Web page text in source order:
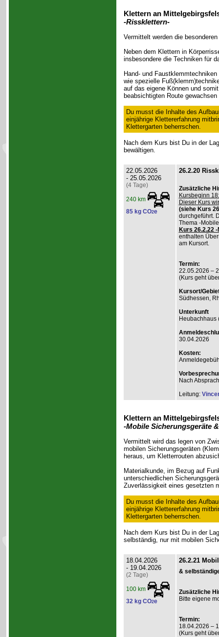
Klettern an
-Rissklettern-
Vermittelt werden die
Neben dem Klettern in
insbesondere die Techniken für
Hand- und
wie spezielle
auf das eigene Können und
beabsichtigten Route
Du musst die Inhalte des
einjährige Klettererfahrung
Klettergarten beherrschen.
Nach dem Kurs bist Du in der
bewältigen.
22.05.2026
- 25.05.2026
(4 Tage)
240 km
85 kg CO2e
26.2.20
Zusätzliche
Kursbeginn
Dieser Kurs
(siehe Kurs
durchgeführt.
Thema -
Kurs 26.2.22
enthalten
am Kursort.
Termin:
22.05.2026 –
(Kurs geht
Kursort/
Südhessen,
Unterkunft
Heubachhaus
30.04.2026
Kosten:
Nach
Leitung:
Klettern an
-Mobile Sicherungsgeräte
Vermittelt wird das legen von
mobilen Sicherungsgeräten
heraus, um Kletterrouten
Materialkunde, im Bezug auf
unterschiedlichen
Zuverlässigkeit eines gesetzten
Du musst die Inhalte des
einjährige Klettererfahrung
Klettergarten beherrschen.
Nach dem Kurs bist Du in der
selbständig, nur mit mobilen
18.04.2026
- 19.04.2026
(2 Tage)
100 km
32 kg CO2e
26.2.21
&
Zusätzliche
Bitte eigene
Termin:
18.04.2026 –
(Kurs geht